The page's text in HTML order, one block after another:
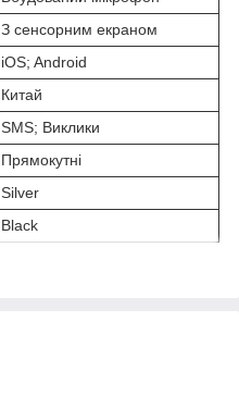
З сенсорним екраном
iOS; Android
Китай
SMS; Виклики
Прямокутні
Silver
Black